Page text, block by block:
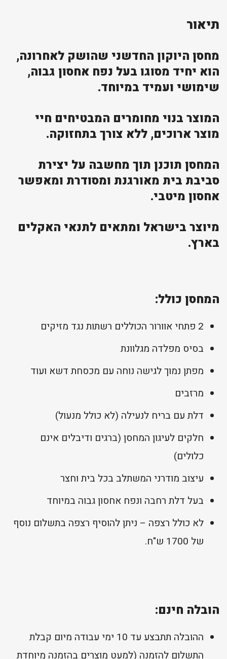
תיאור
מחסן היוקון החדשני שהושק לאחרונה,
הוא יחיד מסוגו בעל נפח אחסון גבוה,
שימושי ועמיד במיוחד.
המוצר בנוי מחומרים המבטיחים חיי
מוצר ארוכים, ללא צורך בתחזוקה.
המחסן תוכנן תוך מחשבה על יצירת
סביבת בית מאורגנת ומסודרת ומאפשר
אחסון מיטבי.
מיוצר בישראל ומתאים לתנאי האקלים
בארץ.
המחסן כולל:
2 פתחי אוורור הכוללים רשתות נגד מזיקים
בסיס מפלדה מגלוונת
מפתן נמוך לגישה נוחה עם מכסחת דשא ועוד
מרזבים
דלת עם בריח לנעילה (לא כולל מנעול)
חלקים לעיגון המחסן (ברגים ודיבלים אינם
כלולים)
עיצוב מודרני המשתלב בכל בית וחצר
בעל דלת רחבה ונפח אחסון גבוה במיוחד
לא כולל רצפה – ניתן להוסיף רצפה בתשלום נוסף
של 1700 ש"ח.
הובלה חינם:
ההובלה תתבצע עד 10 ימי עבודה מיום קבלת
התשלום להזמנה (למעט מוצרים בהזמנה מיוחדת